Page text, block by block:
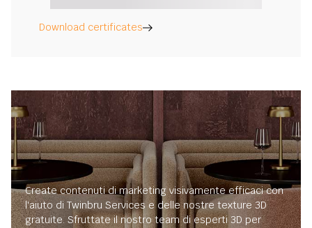
Download certificates
Create contenuti di marketing visivamente efficaci con
l'aiuto di Twinbru Services e delle nostre texture 3D
gratuite. Sfruttate il nostro team di esperti 3D per